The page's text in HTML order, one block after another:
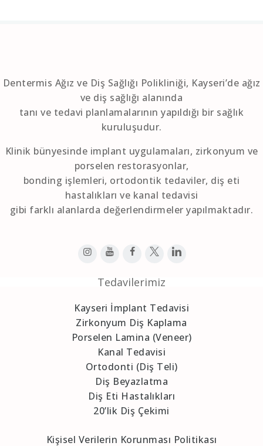
Dentermis Ağız ve Diş Sağlığı Polikliniği, Kayseri’de ağız
ve diş sağlığı alanında
tanı ve tedavi planlamalarının yapıldığı bir sağlık
kuruluşudur.
Klinik bünyesinde implant uygulamaları, zirkonyum ve
porselen restorasyonlar,
bonding işlemleri, ortodontik tedaviler, diş eti
hastalıkları ve kanal tedavisi
gibi farklı alanlarda değerlendirmeler yapılmaktadır.
Tedavilerimiz
Kayseri İmplant Tedavisi
Zirkonyum Diş Kaplama
Porselen Lamina (Veneer)
Kanal Tedavisi
Ortodonti (Diş Teli)
Diş Beyazlatma
Diş Eti Hastalıkları
20’lik Diş Çekimi
Kişisel Verilerin Korunması Politikası